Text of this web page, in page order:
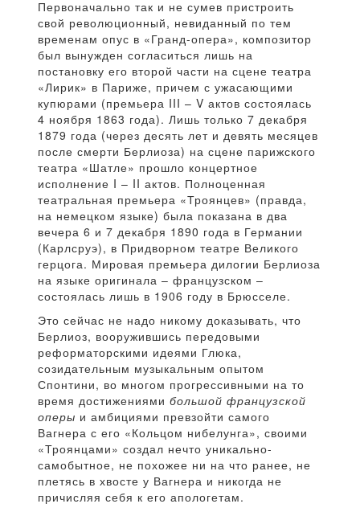
Первоначально так и не сумев пристроить
свой революционный, невиданный по тем
временам опус в «Гранд-опера», композитор
был вынужден согласиться лишь на
постановку его второй части на сцене театра
«Лирик» в Париже, причем с ужасающими
купюрами (премьера III – V актов состоялась
4 ноября 1863 года). Лишь только 7 декабря
1879 года (через десять лет и девять месяцев
после смерти Берлиоза) на сцене парижского
театра «Шатле» прошло концертное
исполнение I – II актов. Полноценная
театральная премьера «Троянцев» (правда,
на немецком языке) была показана в два
вечера 6 и 7 декабря 1890 года в Германии
(Карлсруэ), в Придворном театре Великого
герцога. Мировая премьера дилогии Берлиоза
на языке оригинала – французском –
состоялась лишь в 1906 году в Брюсселе.
Это сейчас не надо никому доказывать, что
Берлиоз, вооружившись передовыми
реформаторскими идеями Глюка,
созидательным музыкальным опытом
Спонтини, во многом прогрессивными на то
время достижениями большой французской
оперы и амбициями превзойти самого
Вагнера с его «Кольцом нибелунга», своими
«Троянцами» создал нечто уникально-
самобытное, не похожее ни на что ранее, не
плетясь в хвосте у Вагнера и никогда не
причисляя себя к его апологетам.